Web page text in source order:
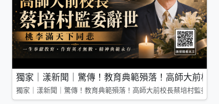
獨家｜漾新聞｜驚傳！教育典範殞落！高師大前校
獨家｜漾新聞｜驚傳！教育典範殞落！高師大前校長蔡培村監委